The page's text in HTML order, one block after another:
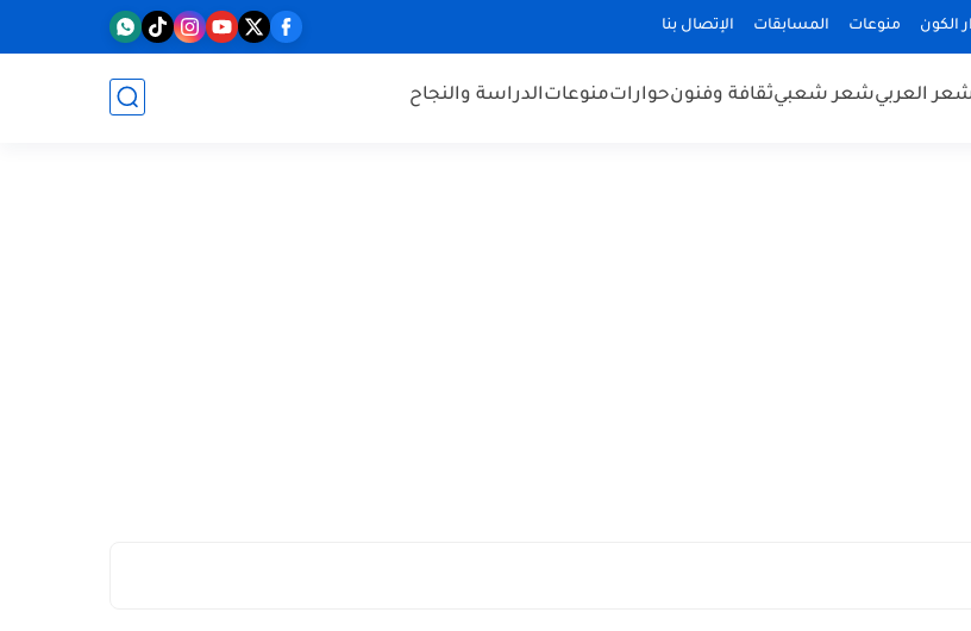
الكون منوعات المسابقات الإتصال بنا
العربيشعر شعبيثقافة وفنونحواراتمنوعاتالدراسة والنجاح